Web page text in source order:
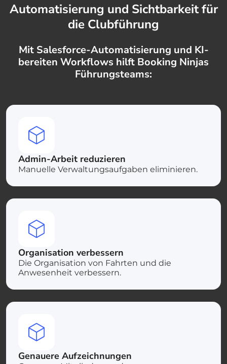
Automatisierung und Sichtbarkeit für
die Clubführung
Mit Salesforce-Automatisierung und KI-
bereiten Workflows hilft Booking Ninjas
Führungsteams:
Admin-Arbeit reduzieren
Manuelle Verwaltungsaufgaben eliminieren.
Organisation verbessern
Die Organisation von Fahrten und die
Anwesenheit verbessern.
Genauere Aufzeichnungen